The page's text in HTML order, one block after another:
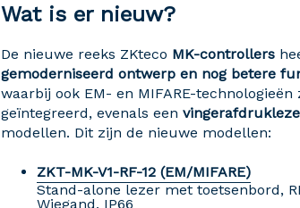
Wat is er nieuw?
De nieuwe reeks ZKteco MK-controllers
gemoderniseerd ontwerp en nog betere
waarbij ook EM- en MIFARE-technologieën
geïntegreerd, evenals een
modellen. Dit zijn de nieuwe modellen:
ZKT-MK-V1-RF-12 (EM/MIFARE)
Stand-alone lezer met toetsenbord,
Wiegand, IP66